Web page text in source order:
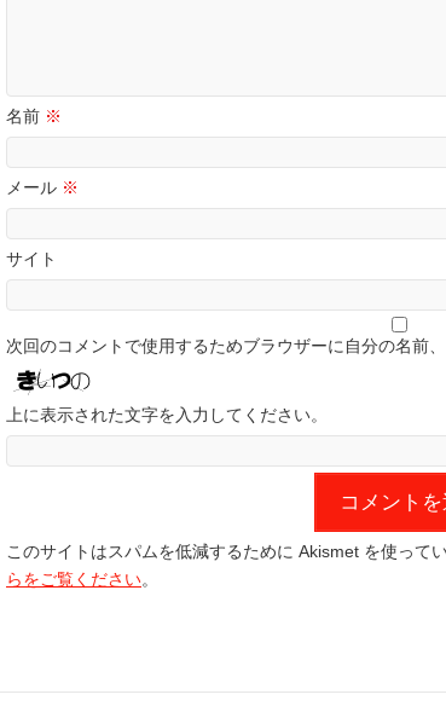
名前 ※
メール ※
サイト
次回のコメントで使用するためブラウザーに自分の名前
上に表示された文字を入力してください。
このサイトはスパムを低減するために Akismet を使ってい
らをご覧ください。